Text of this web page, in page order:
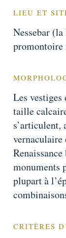
LIEU ET
Nessebar
promontoire
Les vestiges
taille
s’articulent,
vernaculaire
monuments
plupart à
CRITÈRES